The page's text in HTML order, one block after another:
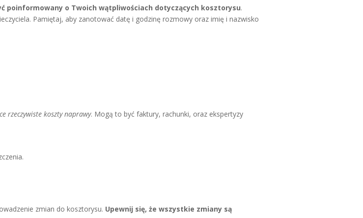
poinformowany o Twoich wątpliwościach dotyczących kosztorysu.
Pamiętaj, aby zanotować datę i godzinę rozmowy oraz imię i nazwisko
rzeczywiste koszty naprawy. Mogą to być faktury, rachunki, oraz ekspertyzy
zmian do kosztorysu. Upewnij się, że wszystkie zmiany są